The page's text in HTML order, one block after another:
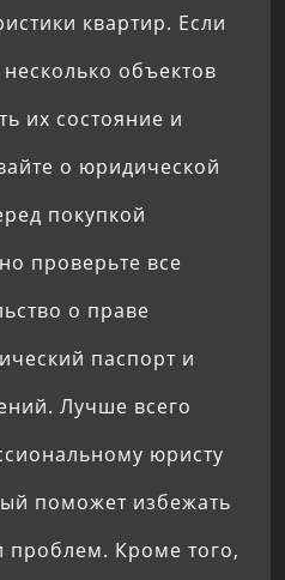
квартир. Если
объектов
их состояние и
о юридической
покупкой
проверьте все
о праве
паспорт и
Лучше всего
юристу
поможет избежать
Кроме того,